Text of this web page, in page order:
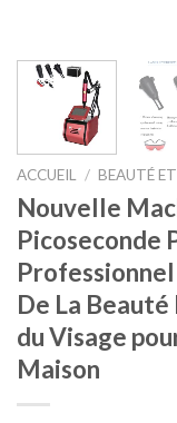
ACCUEIL / BEAUTÉ
Nouvelle
De La
du Visage
Maison